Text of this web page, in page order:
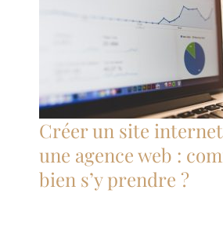
Créer un site
une agence web :
bien s’y prendre ?